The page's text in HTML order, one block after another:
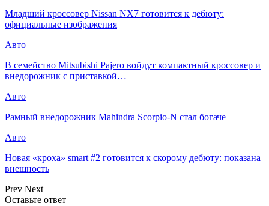
Младший кроссовер Nissan NX7 готовится к дебюту:
официальные изображения
Авто
В семейство Mitsubishi Pajero войдут компактный кроссовер и
внедорожник с приставкой…
Авто
Рамный внедорожник Mahindra Scorpio-N стал богаче
Авто
Новая «кроха» smart #2 готовится к скорому дебюту: показана
внешность
Prev Next
Оставьте ответ